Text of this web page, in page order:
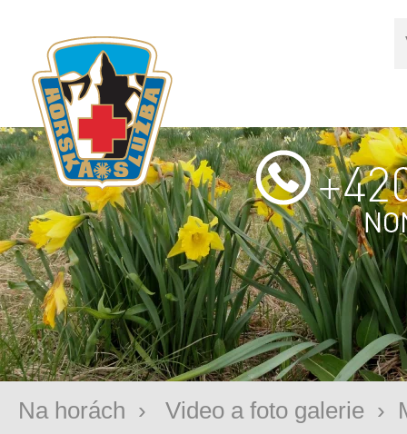
Na horách › Video a foto galerie ›